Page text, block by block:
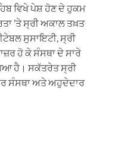
ਵਿਖੇ ਪੇਸ਼ ਹੋਣ ਦੇ ਹੁਕਮ
’ਤੇ ਸ੍ਰੀ ਅਕਾਲ ਤਖ਼ਤ
ਸੁਸਾਇਟੀ, ਸ੍ਰੀ
ਹੋ ਕੇ ਸੰਸਥਾ ਦੇ ਸਾਰੇ
ਹੈ। ਸਕੱਤਰੇਤ ਸ੍ਰੀ
ਸੰਸਥਾ ਅਤੇ ਅਹੁਦੇਦਾਰ